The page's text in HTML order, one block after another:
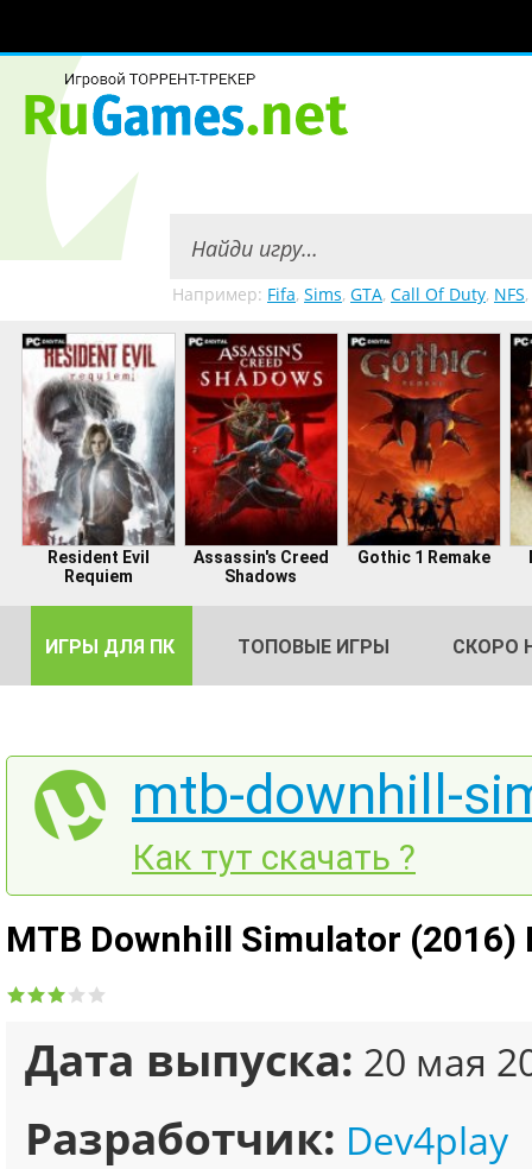
Например: Fifa, Sims, GTA, Call Of Duty, NFS,
Resident Evil
Requiem
Assassin's Creed
Shadows
Gothic 1 Remake
ИГРЫ ДЛЯ ПК ТОПОВЫЕ ИГРЫ СКОРО
mtb-downhill-
Как тут скачать ?
MTB Downhill Simulator (2016)
Дата выпуска: 20 мая
Разработчик: Dev4play